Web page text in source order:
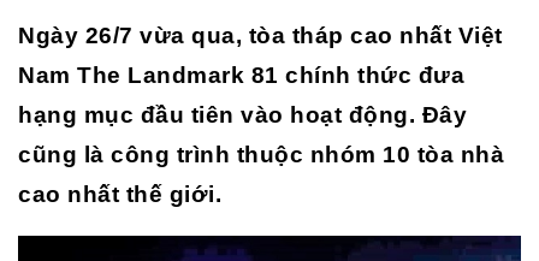
Ngày 26/7 vừa qua, tòa tháp cao nhất Việt
Nam The Landmark 81 chính thức đưa
hạng mục đầu tiên vào hoạt động. Đây
cũng là công trình thuộc nhóm 10 tòa nhà
cao nhất thế giới.